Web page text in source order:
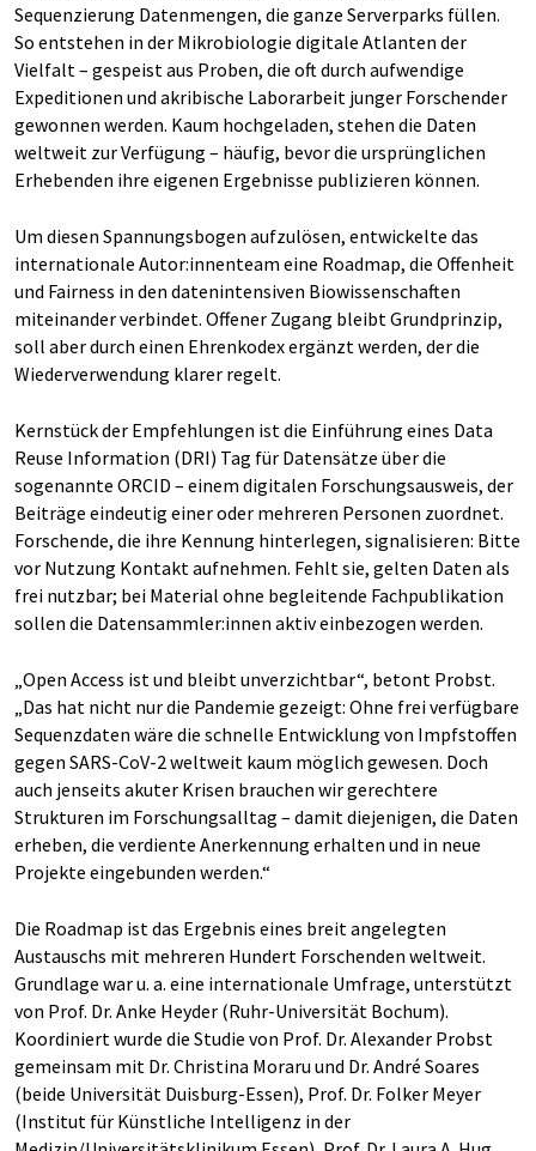
Sequenzierung Datenmengen, die ganze Serverparks füllen.
So entstehen in der Mikrobiologie digitale Atlanten der
Vielfalt – gespeist aus Proben, die oft durch aufwendige
Expeditionen und akribische Laborarbeit junger Forschender
gewonnen werden. Kaum hochgeladen, stehen die Daten
weltweit zur Verfügung – häufig, bevor die ursprünglichen
Erhebenden ihre eigenen Ergebnisse publizieren können.
Um diesen Spannungsbogen aufzulösen, entwickelte das
internationale Autor:innenteam eine Roadmap, die Offenheit
und Fairness in den datenintensiven Biowissenschaften
miteinander verbindet. Offener Zugang bleibt Grundprinzip,
soll aber durch einen Ehrenkodex ergänzt werden, der die
Wiederverwendung klarer regelt.
Kernstück der Empfehlungen ist die Einführung eines Data
Reuse Information (DRI) Tag für Datensätze über die
sogenannte ORCID – einem digitalen Forschungsausweis, der
Beiträge eindeutig einer oder mehreren Personen zuordnet.
Forschende, die ihre Kennung hinterlegen, signalisieren: Bitte
vor Nutzung Kontakt aufnehmen. Fehlt sie, gelten Daten als
frei nutzbar; bei Material ohne begleitende Fachpublikation
sollen die Datensammler:innen aktiv einbezogen werden.
„Open Access ist und bleibt unverzichtbar“, betont Probst.
„Das hat nicht nur die Pandemie gezeigt: Ohne frei verfügbare
Sequenzdaten wäre die schnelle Entwicklung von Impfstoffen
gegen SARS-CoV-2 weltweit kaum möglich gewesen. Doch
auch jenseits akuter Krisen brauchen wir gerechtere
Strukturen im Forschungsalltag – damit diejenigen, die Daten
erheben, die verdiente Anerkennung erhalten und in neue
Projekte eingebunden werden.“
Die Roadmap ist das Ergebnis eines breit angelegten
Austauschs mit mehreren Hundert Forschenden weltweit.
Grundlage war u. a. eine internationale Umfrage, unterstützt
von Prof. Dr. Anke Heyder (Ruhr-Universität Bochum).
Koordiniert wurde die Studie von Prof. Dr. Alexander Probst
gemeinsam mit Dr. Christina Moraru und Dr. André Soares
(beide Universität Duisburg-Essen), Prof. Dr. Folker Meyer
(Institut für Künstliche Intelligenz in der